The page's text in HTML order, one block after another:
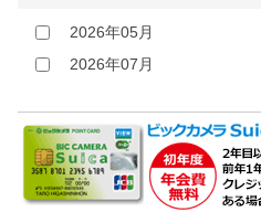
2026年05月
2026年07月